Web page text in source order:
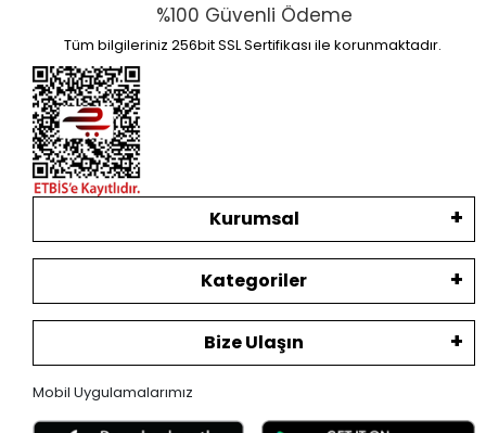
%100 Güvenli Ödeme
Tüm bilgileriniz 256bit SSL Sertifikası ile korunmaktadır.
Kurumsal
Kategoriler
Bize Ulaşın
Mobil Uygulamalarımız